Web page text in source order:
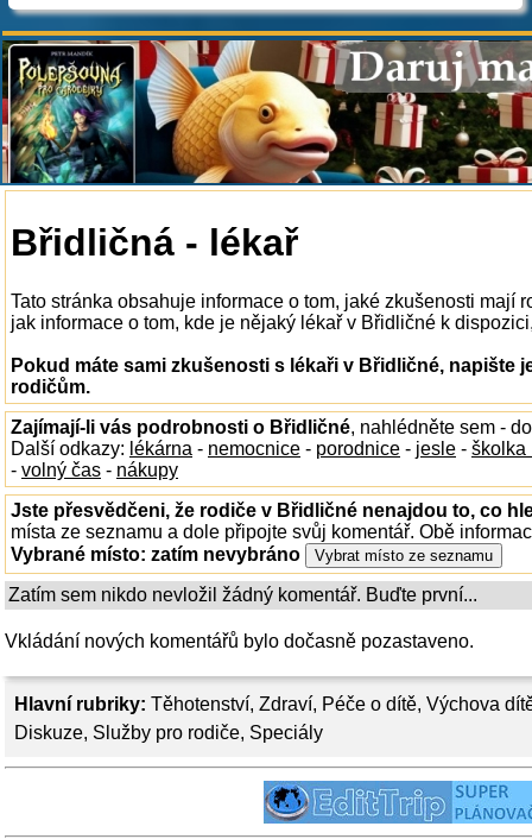
Hlavní rubriky: Těhotenství, Zdraví, Péče o dítě, Výchova
Diskuze, Služby pro rodiče, Speciály
Břidličná - lékař
Tato stránka obsahuje informace o tom, jaké zkušenosti mají
jak informace o tom, kde je nějaký lékař v Břidličné k
Pokud máte sami zkušenosti s lékaři v Břidličné, napište
rodičům.
Zajímají-li vás podrobnosti o Břidličné, nahlédněte sem -
Další odkazy: lékárna - nemocnice - porodnice - jesle - školka
- volný čas - nákupy
Jste přesvědčeni, že rodiče v Břidličné nenajdou to, co
místa ze seznamu a dole připojte svůj komentář. Obě
Vybrané místo: zatím nevybráno
Zatím sem nikdo nevložil žádný komentář. Buďte první...
Vkládání nových komentářů bylo dočasně pozastaveno.